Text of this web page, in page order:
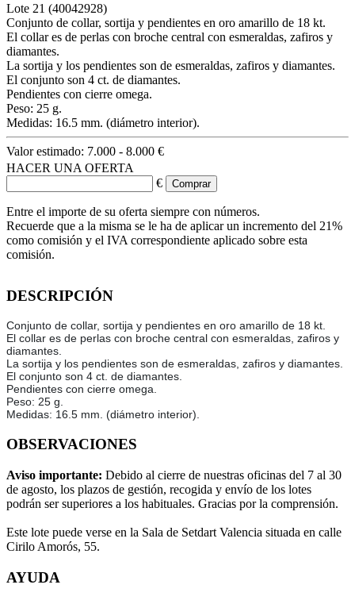
Lote 21 (40042928)
Conjunto de collar, sortija y pendientes en oro amarillo de 18 kt.
El collar es de perlas con broche central con esmeraldas, zafiros y
diamantes.
La sortija y los pendientes son de esmeraldas, zafiros y diamantes.
El conjunto son 4 ct. de diamantes.
Pendientes con cierre omega.
Peso: 25 g.
Medidas: 16.5 mm. (diámetro interior).
Valor estimado: 7.000 - 8.000 €
HACER UNA OFERTA
€
Entre el importe de su oferta siempre con números.
Recuerde que a la misma se le ha de aplicar un incremento del 21%
como comisión y el IVA correspondiente aplicado sobre esta
comisión.
DESCRIPCIÓN
Conjunto de collar, sortija y pendientes en oro amarillo de 18 kt.
El collar es de perlas con broche central con esmeraldas, zafiros y
diamantes.
La sortija y los pendientes son de esmeraldas, zafiros y diamantes.
El conjunto son 4 ct. de diamantes.
Pendientes con cierre omega.
Peso: 25 g.
Medidas: 16.5 mm. (diámetro interior).
OBSERVACIONES
Aviso importante: Debido al cierre de nuestras oficinas del 7 al 30
de agosto, los plazos de gestión, recogida y envío de los lotes
podrán ser superiores a los habituales. Gracias por la comprensión.
Este lote puede verse en la Sala de Setdart Valencia situada en calle
Cirilo Amorós, 55.
AYUDA